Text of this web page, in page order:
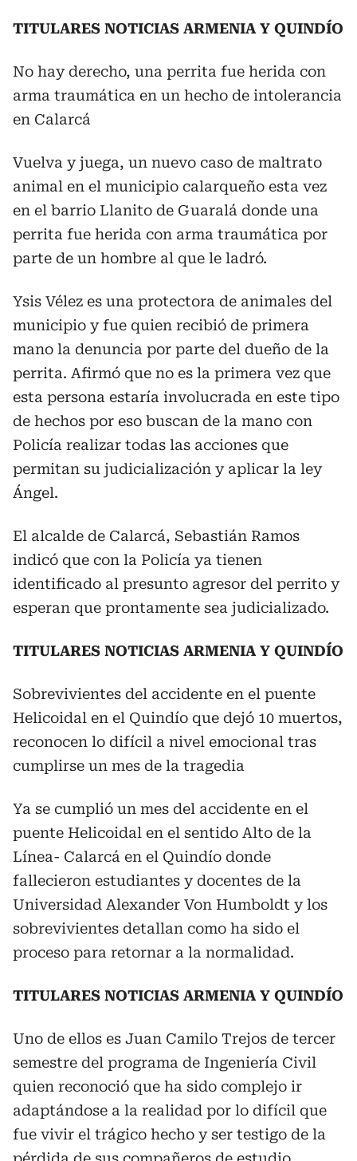
TITULARES NOTICIAS ARMENIA Y QUINDÍO
No hay derecho, una perrita fue herida con
arma traumática en un hecho de intolerancia
en Calarcá
Vuelva y juega, un nuevo caso de maltrato
animal en el municipio calarqueño esta vez
en el barrio Llanito de Guaralá donde una
perrita fue herida con arma traumática por
parte de un hombre al que le ladró.
Ysis Vélez es una protectora de animales del
municipio y fue quien recibió de primera
mano la denuncia por parte del dueño de la
perrita. Afirmó que no es la primera vez que
esta persona estaría involucrada en este tipo
de hechos por eso buscan de la mano con
Policía realizar todas las acciones que
permitan su judicialización y aplicar la ley
Ángel.
El alcalde de Calarcá, Sebastián Ramos
indicó que con la Policía ya tienen
identificado al presunto agresor del perrito y
esperan que prontamente sea judicializado.
TITULARES NOTICIAS ARMENIA Y QUINDÍO
Sobrevivientes del accidente en el puente
Helicoidal en el Quindío que dejó 10 muertos,
reconocen lo difícil a nivel emocional tras
cumplirse un mes de la tragedia
Ya se cumplió un mes del accidente en el
puente Helicoidal en el sentido Alto de la
Línea- Calarcá en el Quindío donde
fallecieron estudiantes y docentes de la
Universidad Alexander Von Humboldt y los
sobrevivientes detallan como ha sido el
proceso para retornar a la normalidad.
TITULARES NOTICIAS ARMENIA Y QUINDÍO
Uno de ellos es Juan Camilo Trejos de tercer
semestre del programa de Ingeniería Civil
quien reconoció que ha sido complejo ir
adaptándose a la realidad por lo difícil que
fue vivir el trágico hecho y ser testigo de la